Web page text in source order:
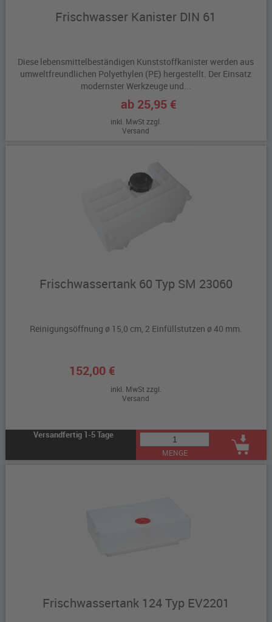
Frischwasser Kanister DIN 61
Diese lebensmittelbeständigen Kunststoffkanister werden aus
umweltfreundlichen Polyethylen (PE) hergestellt. Der Einsatz
modernster Werkzeuge und...
ab 25,95 €
inkl. MwSt zzgl.
Versand
Frischwassertank 60 Typ SM 23060
Reinigungsöffnung ø 15,0 cm, 2 Einfüllstutzen ø 40 mm.
152,00 €
inkl. MwSt zzgl.
Versand
Versandfertig 1-5 Tage
MENGE
Frischwassertank 124 Typ EV2201